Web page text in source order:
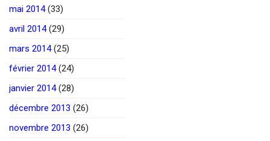
mai 2014(33)
avril 2014(29)
mars 2014(25)
février 2014(24)
janvier 2014(28)
décembre 2013 (26)
novembre 2013 (26)